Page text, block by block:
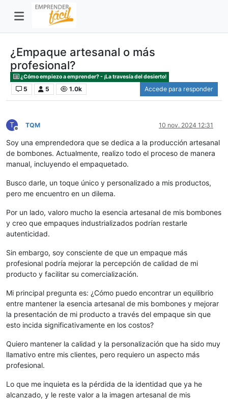
¿Empaque artesanal o más
profesional?
¿Cómo empiezo a emprender? - ¡La travesía del desierto!
5 5 1.0k Accede para responder
T
Desconectado
TQM 10 nov. 2024 12:31
Soy una emprendedora que se dedica a la producción artesanal
de bombones. Actualmente, realizo todo el proceso de manera
manual, incluyendo el empaquetado.
Busco darle, un toque único y personalizado a mis productos,
pero me encuentro en un dilema.
Por un lado, valoro mucho la esencia artesanal de mis bombones
y creo que empaques industrializados podrían restarle
autenticidad.
Sin embargo, soy consciente de que un empaque más
profesional podría mejorar la percepción de calidad de mi
producto y facilitar su comercialización.
Mi principal pregunta es: ¿Cómo puedo encontrar un equilibrio
entre mantener la esencia artesanal de mis bombones y mejorar
la presentación de mi producto a través del empaque sin que
esto incida significativamente en los costos?
Quiero mantener la calidad y la personalización que ha sido muy
llamativo entre mis clientes, pero requiero un aspecto más
profesional.
Lo que me inquieta es la pérdida de la identidad que ya he
alcanzado, y le reste valor a la imagen artesanal de mis